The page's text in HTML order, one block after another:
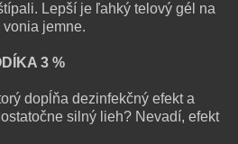
Lepší je ľahký telový gél na
jemne.
3 %
dopĺňa dezinfekčný efekt a
silný lieh? Nevadí, efekt